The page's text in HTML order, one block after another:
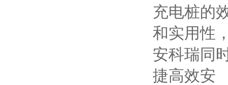
充电桩的
和实用性
安科瑞同
捷高效安